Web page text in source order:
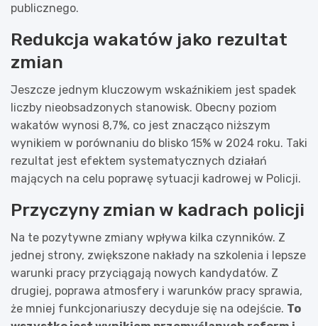
publicznego.
Redukcja wakatów jako rezultat
zmian
Jeszcze jednym kluczowym wskaźnikiem jest spadek
liczby nieobsadzonych stanowisk. Obecny poziom
wakatów wynosi 8,7%, co jest znacząco niższym
wynikiem w porównaniu do blisko 15% w 2024 roku. Taki
rezultat jest efektem systematycznych działań
mających na celu poprawę sytuacji kadrowej w Policji.
Przyczyny zmian w kadrach policji
Na te pozytywne zmiany wpływa kilka czynników. Z
jednej strony, zwiększone nakłady na szkolenia i lepsze
warunki pracy przyciągają nowych kandydatów. Z
drugiej, poprawa atmosfery i warunków pracy sprawia,
że mniej funkcjonariuszy decyduje się na odejście. To